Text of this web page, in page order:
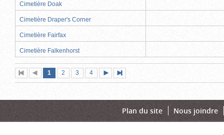
Cimetière Doak
Cimetière Draper's Corner
Cimetière Fairfax
Cimetière Falkenhorst
Première
page
Page
précédente
Page
1 (page
actuelle)
Page
2 Page
3 Page
4
suivante
page
Plan du site Nous joindre